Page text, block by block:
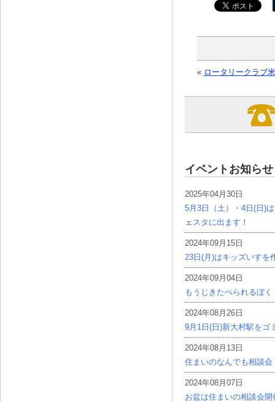
« ロータリークラブ
イベントお知らせ
2025年04月30日
5月3日（土）・4日(日)
ェスタに出ます！
2024年09月15日
23日(月)はキッズいすを
2024年09月04日
もうじきたべられるぼく
2024年08月26日
9月1日(日)新大村駅をゴ
2024年08月13日
住まいのなんでも相談会
2024年08月07日
お盆は住まいの相談会開